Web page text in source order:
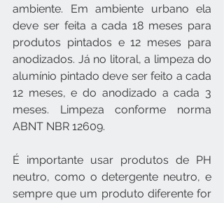
ambiente. Em ambiente urbano ela
deve ser feita a cada 18 meses para
produtos pintados e 12 meses para
anodizados. Já no litoral, a limpeza do
alumínio pintado deve ser feito a cada
12 meses, e do anodizado a cada 3
meses. Limpeza conforme norma
ABNT NBR 12609.
É importante usar produtos de PH
neutro, como o detergente neutro, e
sempre que um produto diferente for